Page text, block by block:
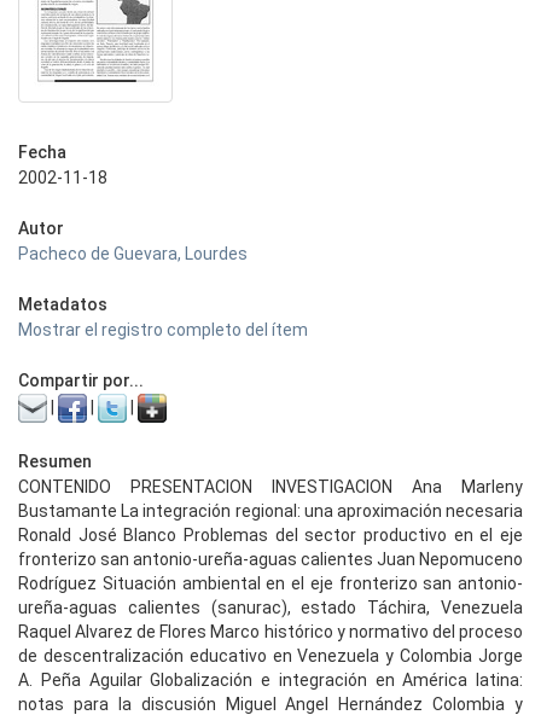
Fecha
2002-11-18
Autor
Pacheco de Guevara, Lourdes
Metadatos
Mostrar el registro completo del ítem
Compartir por...
Resumen
CONTENIDO PRESENTACION INVESTIGACION Ana Marleny
Bustamante La integración regional: una aproximación necesaria
Ronald José Blanco Problemas del sector productivo en el eje
fronterizo san antonio-ureña-aguas calientes Juan Nepomuceno
Rodríguez Situación ambiental en el eje fronterizo san antonio-
ureña-aguas calientes (sanurac), estado Táchira, Venezuela
Raquel Alvarez de Flores Marco histórico y normativo del proceso
de descentralización educativo en Venezuela y Colombia Jorge
A. Peña Aguilar Globalización e integración en América latina:
notas para la discusión Miguel Angel Hernández Colombia y